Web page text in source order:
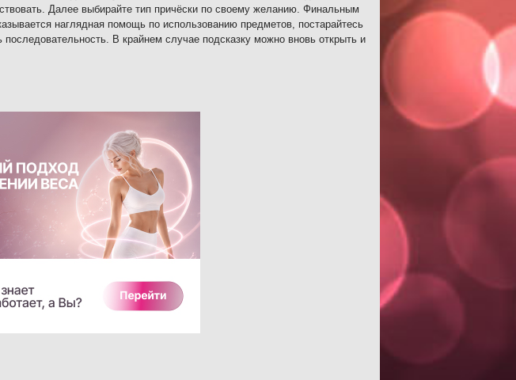
Далее выбирайте тип причёски по своему желанию. Финальным
наглядная помощь по использованию предметов, постарайтесь
последовательность. В крайнем случае подсказку можно вновь открыть и